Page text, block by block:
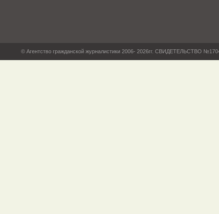
© Агентство гражданской журналистики 2006- 2026гг. СВИДЕТЕЛЬСТВО